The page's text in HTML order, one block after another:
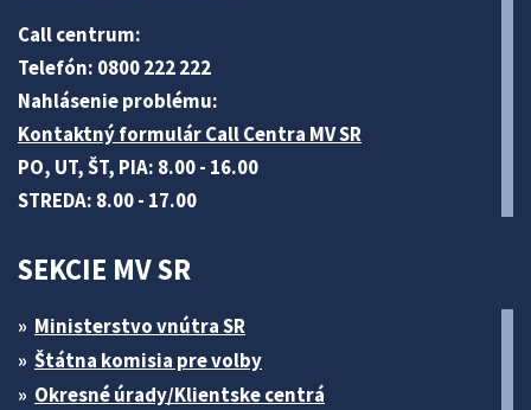
Call centrum:
Telefón: 0800 222 222
Nahlásenie problému:
Kontaktný formulár Call Centra MV SR
PO, UT, ŠT, PIA: 8.00 - 16.00
STREDA: 8.00 - 17.00
SEKCIE MV SR
Ministerstvo vnútra SR
Štátna komisia pre volby
Okresné úrady/Klientske centrá